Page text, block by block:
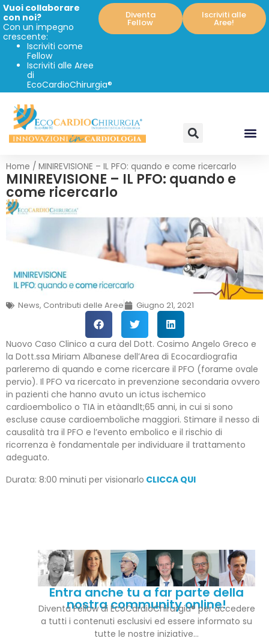
Vuoi collaborare
con noi?
Con un impegno
crescente:
Iscriviti come
Fellow
Iscriviti alle Aree
di
EcoCardioChirurgia®
Diventa
Fellow
Iscriviti alle
Aree!
Home / MINIREVISIONE – IL PFO: quando e come ricercarlo
MINIREVISIONE – IL PFO: quando e
come ricercarlo
News, Contributi delle Aree Giugno 21, 2021
Nuovo Caso Clinico a cura del Dott. Cosimo Angelo Greco e
la Dott.ssa Miriam Albanese dell’Area di Ecocardiografia
parleremo di quando e come ricercare il PFO (forame ovale
pervio). Il PFO va ricercato in prevenzione secondaria ovvero
in pazienti che hanno avuto un ictus ischemico
cardioembolico o TIA in etàandlt;65 anni, in cui si sono
escluse cause cardioemboliche maggiori. Stimare il nesso di
causalità tra il PFO e l’evento embolico e il rischio di
ricorrenza è fondamentale per individuare il trattamento
adeguato.
Durata: 8:00 minuti per visionarlo CLICCA QUI
Entra anche tu a far parte della
nostra community online!
Diventa Fellow di EcoCardioChirurgia® per accedere
a tutti i contenuti esclusivi ed essere informato su
tutte le nostre iniziative…